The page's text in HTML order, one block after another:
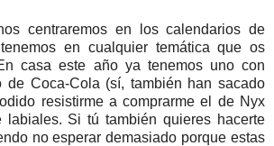
centraremos en los calendarios de
en cualquier temática que os
casa este año ya tenemos uno con
de Coca-Cola (sí, también han sacado
resistirme a comprarme el de Nyx
labiales. Si tú también quieres hacerte
no esperar demasiado porque estas